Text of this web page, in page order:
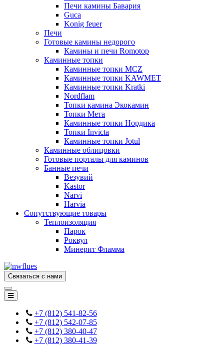
Печи камины Бавария
Guca
Konig feuer
Печи
Готовые камины недорого
Камины и печи Romotop
Каминные топки
Каминные топки MCZ
Каминные топки KAWMET
Каминные топки Kratki
Nordflam
Топки камина Экокамин
Топки Мета
Каминные топки Нордика
Топки Invicta
Каминные топки Jotul
Каминные облицовки
Готовые порталы для каминов
Банные печи
Везувий
Kastor
Narvi
Harvia
Сопутствующие товары
Теплоизоляция
Парок
Роквул
Минерит Фламма
Связаться с нами
+7 (812) 541-82-56
+7 (812) 542-07-85
+7 (812) 380-40-47
+7 (812) 380-41-39